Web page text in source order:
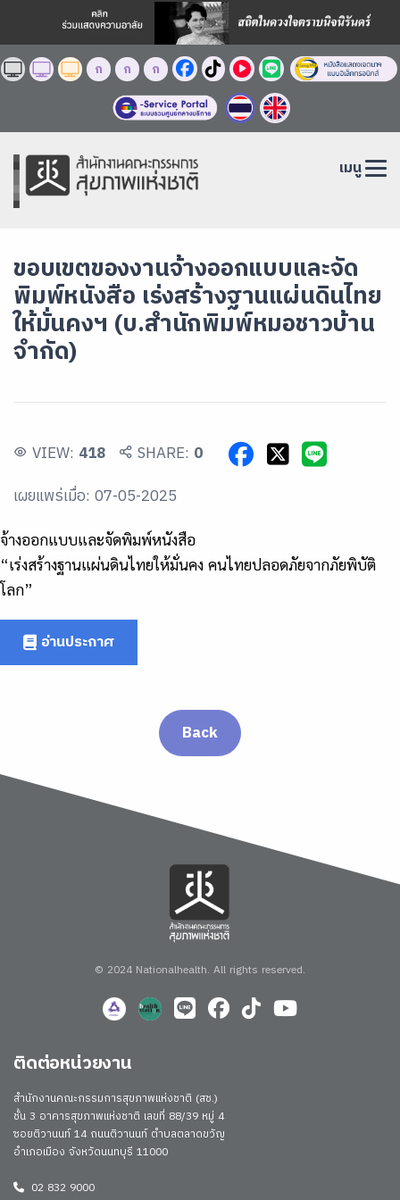
ก ก ก
เมนู
ขอบเขตของงานจ้างออกแบบและจัด
พิมพ์หนังสือ เร่งสร้างฐานแผ่นดินไทย
ให้มั่นคงฯ (บ.สำนักพิมพ์หมอชาวบ้าน
จำกัด)
VIEW: 418 SHARE: 0
เผยแพร่เมื่อ: 07-05-2025
จ้างออกแบบและจัดพิมพ์หนังสือ
“เร่งสร้างฐานแผ่นดินไทยให้มั่นคง คนไทยปลอดภัยจากภัยพิบัติ
โลก”
อ่านประกาศ
Back
© 2024 Nationalhealth. All rights reserved.
ติดต่อหน่วยงาน
สำนักงานคณะกรรมการสุขภาพแห่งชาติ (สช.)
ชั้น 3 อาคารสุขภาพแห่งชาติ เลขที่ 88/39 หมู่ 4
ซอยติวานนท์ 14 ถนนติวานนท์ ตำบลตลาดขวัญ
อำเภอเมือง จังหวัดนนทบุรี 11000
02 832 9000